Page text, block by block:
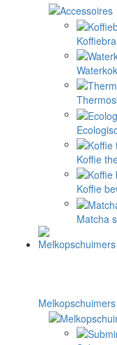
Koffie
Koffie
Matcha
Melkopschuimers